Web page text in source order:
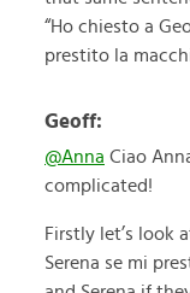
“Ho chiesto a
prestito la
Geoff:
@Anna Ciao
complicated!
Firstly let’s look
Serena se mi